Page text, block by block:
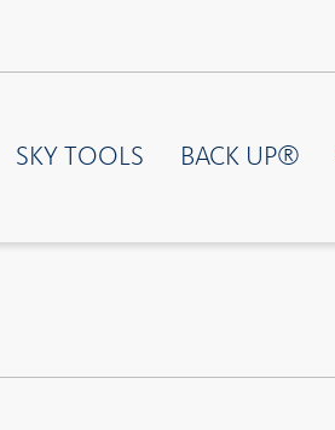
SKY TOOLS BACK UP®